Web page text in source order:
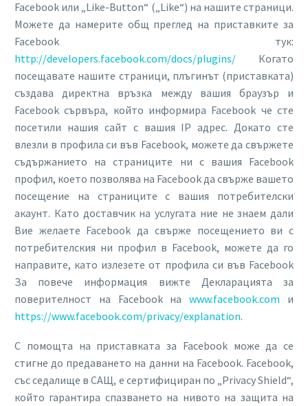
Facebook или „Like-Button“ („Like“) на нашите страници.
Можете да намерите общ преглед на приставките за
Facebook тук:
http://developers.facebook.com/docs/plugins/ Когато
посещавате нашите страници, плъгинът (приставката)
създава директна връзка между вашия браузър и
Facebook сървъра, който информира Facebook че сте
посетили нашия сайт с вашия IP адрес. Докато сте
влезли в профила си във Facebook, можете да свържете
съдържанието на страниците ни с вашия Facebook
профил, което позволява на Facebook да свърже вашето
посещение на страниците с вашия потребителски
акаунт. Като доставчик на услугата ние не знаем дали
Вие желаете Facebook да свърже посещението ви с
потребителския ни профил в Facebook, можете да го
направите, като излезете от профила си във Facebook
За повече информация вижте Декларацията за
поверителност на Facebook наwww.facebook.com и
https://www.facebook.com/privacy/explanation.
С помощта на приставката за Facebook може да се
стигне до предаването на данни на Facebook. Facebook,
със седалище в САЩ, е сертифициран по „Privacy Shield“,
който гарантира спазването на нивото на защита на